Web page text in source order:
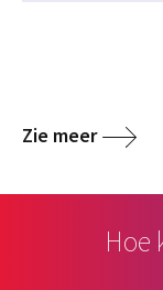
Zie meer
Hoe